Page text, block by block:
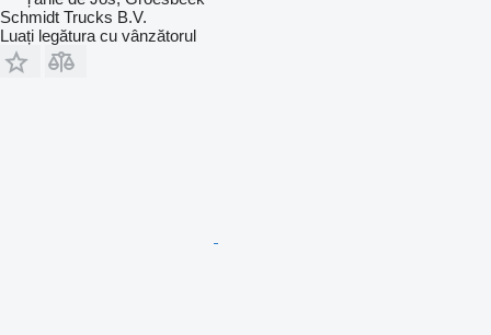
Schmidt Trucks B.V.
Luați legătura cu vânzătorul